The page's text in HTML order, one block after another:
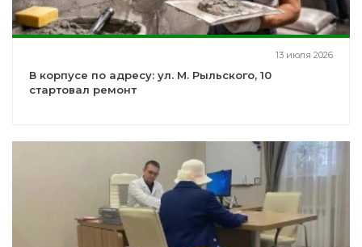
13 июля 2026
В корпусе по адресу: ул. М. Рыльского, 10
стартовал ремонт